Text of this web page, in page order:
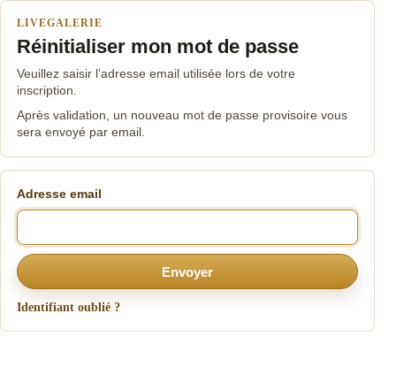
LIVEGALERIE
Réinitialiser mon mot de passe
Veuillez saisir l’adresse email utilisée lors de votre
inscription.
Après validation, un nouveau mot de passe provisoire vous
sera envoyé par email.
Adresse email
Envoyer
Identifiant oublié ?